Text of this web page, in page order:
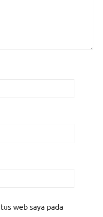
web saya pada